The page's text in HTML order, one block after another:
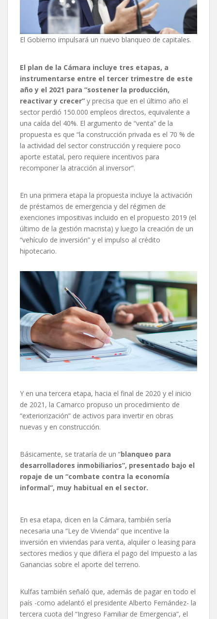
El Gobierno impulsará un nuevo blanqueo de capitales.
El plan de la Cámara incluye tres etapas, a
instrumentarse entre el tercer trimestre de este
año y el 2021 para “sostener la producción,
reactivar y crecer” y precisa que en el último año el
sector perdió 150.000 empleos directos, equivalente a
una caída del 40%. El argumento de “venta” de la
propuesta es que “la construcción privada es el 70 % de
la actividad del sector construcción y requiere poco
aporte estatal, pero requiere incentivos para
recomponer la atracción al inversor”.
En una primera etapa la propuesta incluye la activación
de préstamos de emergencia y del régimen de
exenciones impositivas incluido en el propuesto 2019 (el
último de la gestión macrista) y luego la creación de un
“vehículo de inversión” y el impulso al crédito
hipotecario.
Y en una tercera etapa, hacia el final de 2020 y el inicio
de 2021, la Camarco propuso un procedimiento de
“exteriorización” de activos para invertir en obras
nuevas y en construcción.
Básicamente, se trataría de un “blanqueo para
desarrolladores inmobiliarios”, presentado bajo el
ropaje de un “combate contra la economía
informal”, muy habitual en el sector.
En esa etapa, dicen en la Cámara, también sería
necesaria una “Ley de Vivienda” que incentive la
inversión en viviendas para venta, alquiler o leasing para
sectores medios y que difiera el pago del Impuesto a las
Ganancias sobre el aporte del terreno.
Kulfas también señaló que, además de pagar en todo el
país -como adelantó el presidente Alberto Fernández- la
tercera cuota del “Ingreso Familiar de Emergencia”, el